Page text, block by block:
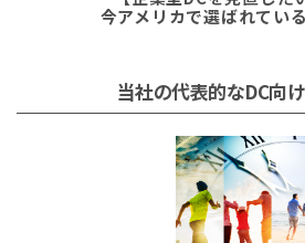
今アメリカで選ばれてい
当社の代表的なDC向